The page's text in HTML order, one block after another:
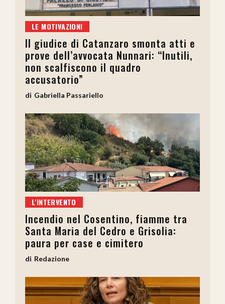
LE MOTIVAZIONI
Il giudice di Catanzaro smonta atti e
prove dell’avvocata Nunnari: “Inutili,
non scalfiscono il quadro
accusatorio”
Gabriella Passariello
L'INTERVENTO
Incendio nel Cosentino, fiamme tra
Santa Maria del Cedro e Grisolia:
paura per case e cimitero
Redazione